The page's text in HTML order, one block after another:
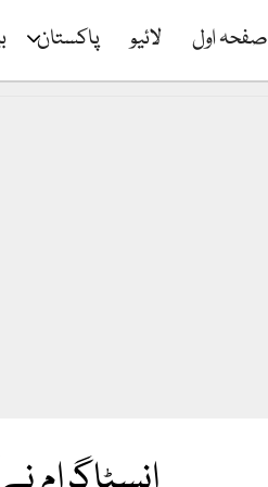
صفحہ اول لائیو پاکستان